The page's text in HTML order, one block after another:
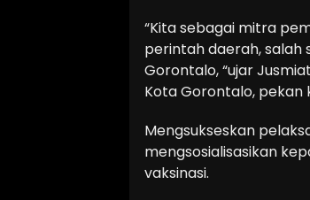
“Kita sebagai mitra
perintah daerah, salah
Gorontalo, “ujar
Kota Gorontalo, pekan
Mengsukseskan
mengsosialisasikan
vaksinasi.